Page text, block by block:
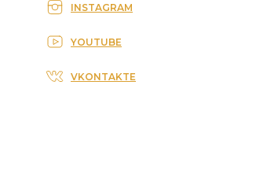
INSTAGRAM
YOUTUBE
VKONTAKTE